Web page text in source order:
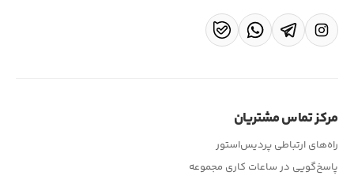
مرکز تماس مشتریان
راه‌های ارتباطی پردیس‌استور
پاسخ‌گویی در ساعات کاری مجموعه